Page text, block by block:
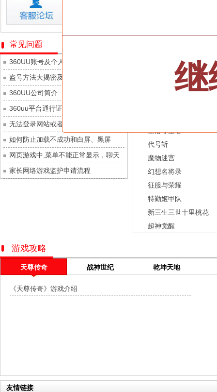
群英风华录
小小仙王
每日新服
少年名将
每日新服
今日 10:00点
寻龙英雄
魔物迷宫
每日新服
城防三国志
每日新服
九梦仙域
每日新服
豌豆大作战
每日新服
灵魂序章
每日新服
冒险守护
每日新服
今日 10:00点
绝地苍穹
每日新服
今日 10:00点
代号斩
每日新服
今日 10:00点
征服与荣耀
天空的魔幻城 每日新服
今日 10:00点
斩魔问道
每日新服
今日 10:00点
灵魂契约
每日新服
权力的游戏
新服新服 今日 9:00
常见问题
360UU账号及个人资料游戏数据安全
盗号方法大揭密及防范措施？
360UU公司简介
360uu平台通行证用户服务协议和相关
的条款和条件
无法登录网站或者看不到游戏列表的解
决方法
如何防止加载不成功和白屏、黑屏
网页游戏中,菜单不能正常显示，聊天
及其它功能不能正常使用的解决办法
家长网络游戏监护申请流程
忍术大作战-山海封神
黎明召唤
龙之战歌
坠落守望者
代号斩
魔物迷宫
幻想名将录
征服与荣耀
特勤姬甲队
新三生三世十里桃花
超神觉醒
游戏攻略
天尊传奇 战神世纪 乾坤天地
《天尊传奇》游戏介绍
友情链接
继